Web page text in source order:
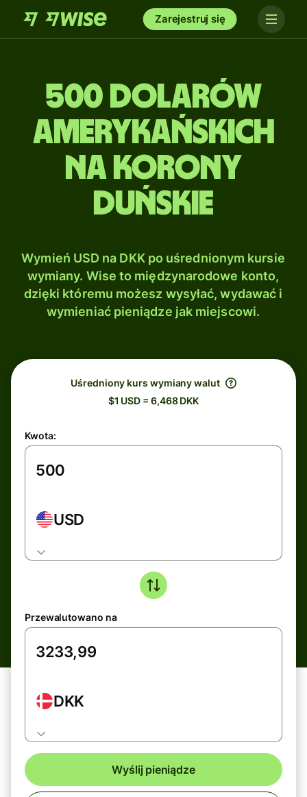
Zarejestruj się
500 Dolarów
amerykańskich
na Korony
duńskie
Wymień USD na DKK po uśrednionym kursie
wymiany. Wise to międzynarodowe konto,
dzięki któremu możesz wysyłać, wydawać i
wymieniać pieniądze jak miejscowi.
Uśredniony kurs wymiany walut
$1 USD = 6,468 DKK
Kwota:
USD
Przewalutowano na
DKK
Wyślij pieniądze